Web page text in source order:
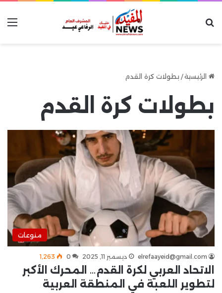
الرئيسية/ بطولات كرة القدم
بطولات كرة القدم
منوعات
elrefaayeid@gmail.com ديسمبر 11, 2025 0 1٬263
الاتحاد العربي لكرة القدم… المحرك الأكبر
لتطوير اللعبة في المنطقة العربية